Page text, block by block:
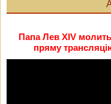
Папа Лев XIV
пряму